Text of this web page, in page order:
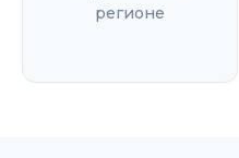
регионе